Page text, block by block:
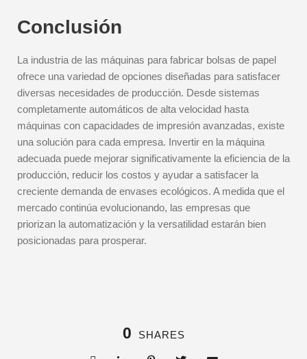
Conclusión
La industria de las máquinas para fabricar bolsas de papel
ofrece una variedad de opciones diseñadas para satisfacer
diversas necesidades de producción. Desde sistemas
completamente automáticos de alta velocidad hasta
máquinas con capacidades de impresión avanzadas, existe
una solución para cada empresa. Invertir en la máquina
adecuada puede mejorar significativamente la eficiencia de la
producción, reducir los costos y ayudar a satisfacer la
creciente demanda de envases ecológicos. A medida que el
mercado continúa evolucionando, las empresas que
priorizan la automatización y la versatilidad estarán bien
posicionadas para prosperar.
0 SHARES